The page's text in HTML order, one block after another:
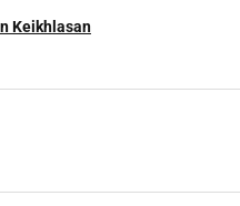
Keikhlasan